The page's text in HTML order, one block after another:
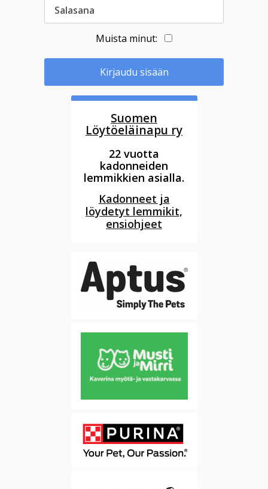
Muista minut:
Kirjaudu sisään
Suomen
Löytöeläinapu ry
22 vuotta
kadonneiden
lemmikkien asialla.
Kadonneet ja
löydetyt lemmikit,
ensiohjeet